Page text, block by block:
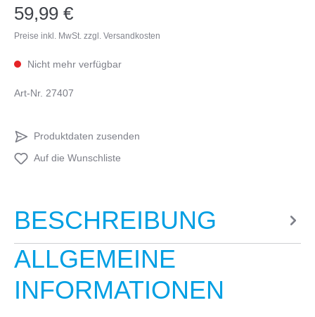
59,99 €
Preise inkl. MwSt. zzgl. Versandkosten
Nicht mehr verfügbar
Art-Nr. 27407
Produktdaten zusenden
Auf die Wunschliste
BESCHREIBUNG
ALLGEMEINE
INFORMATIONEN